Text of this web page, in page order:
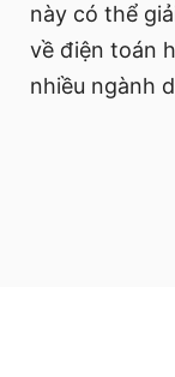
này có thể
về điện toán
nhiều ngành